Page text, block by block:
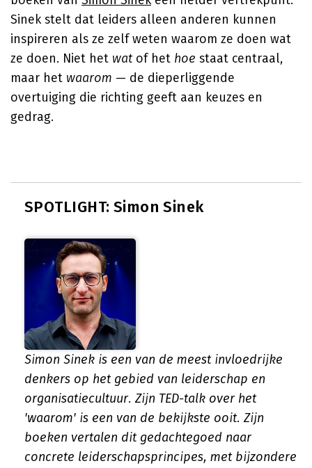
Sinek stelt dat leiders alleen anderen kunnen
inspireren als ze zelf weten waarom ze doen wat
ze doen. Niet het watof het hoe staat centraal,
maar het waarom — de dieperliggende
overtuiging die richting geeft aan keuzes en
gedrag.
SPOTLIGHT: Simon Sinek
Simon Sinek is een van de meest invloedrijke
denkers op het gebied van leiderschap en
organisatiecultuur. Zijn TED-talk over het
'waarom' is een van de bekijkste ooit. Zijn
boeken vertalen dit gedachtegoed naar
concrete leiderschapsprincipes, met bijzondere